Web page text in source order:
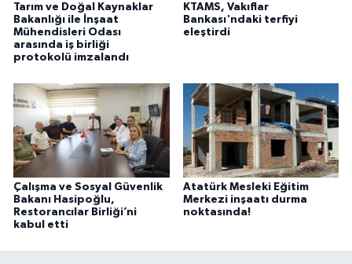
Tarım ve Doğal Kaynaklar
Bakanlığı ile İnşaat
Mühendisleri Odası
arasında iş birliği
protokolü imzalandı
KTAMS, Vakıflar
Bankası'ndaki terfiyi
eleştirdi
Çalışma ve Sosyal Güvenlik
Bakanı Hasipoğlu,
Restorancılar Birliği’ni
kabul etti
Atatürk Mesleki Eğitim
Merkezi inşaatı durma
noktasında!